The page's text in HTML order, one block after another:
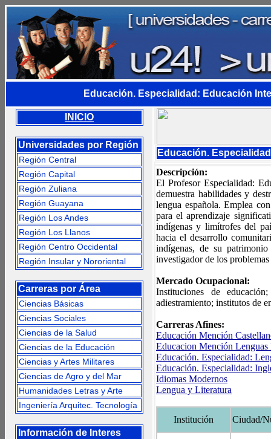
Educación. Especialidad: Educación
INICIO
Universidades por Región
Región Central
Región Capital
Región Zuliana
Región Guayana
Región Los Andes
Región Los Llanos
Región Centro Occidental
Región Insular y Nororiental
Carreras por Área
Ciencias Básicas
Ciencias Sociales
Ciencias de la Salud
Ciencias de la Educación
Ciencias y Artes Militares
Ciencias de Agro y del Mar
Humanidades Letras y Arte
Ingeniería Arquitec. Tecnología
Información de Interes
Educación.
Descripción:
El Profesor Especialidad:
demuestra habilidades y
lengua española. Emplea
para el aprendizaje
indígenas y limítrofes del
hacia el desarrollo
indígenas, de su
investigador de los
Mercado Ocupacional:
Instituciones de
adiestramiento; institutos de
Carreras Afines:
Educación Mención
Educacion Mención Lenguas
Educación. Especialidad:
Educación. Especialidad:
Idiomas Modernos
Lengua y Literatura
Institución Ciudad/